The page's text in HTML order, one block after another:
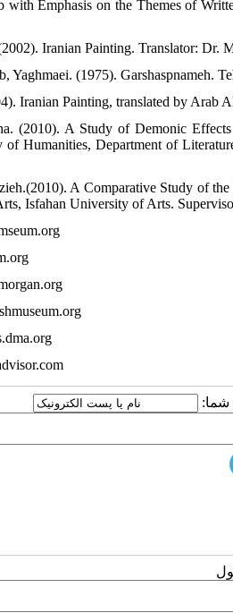
with Emphasis on the Themes of
Iranian Painting. Translator: Dr.
Yaghmaei. (1975). Garshaspnameh.
Iranian Painting, translated by Arab
(2010). A Study of Demonic
of Humanities, Department of
A Comparative Study of
Isfahan University of Arts.
شما: